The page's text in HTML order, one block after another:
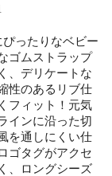
ったりなベビー
ゴムストラップ
、デリケートな
性のあるリブ仕
フィット！元気
インに沿った切
を通しにくい仕
ゴタグがアクセ
、ロングシーズ